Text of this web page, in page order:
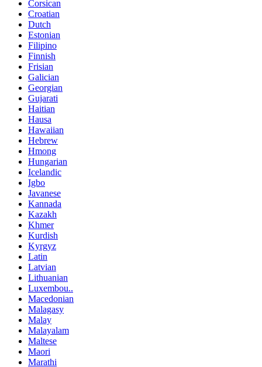
Corsican
Croatian
Dutch
Estonian
Filipino
Finnish
Frisian
Galician
Georgian
Gujarati
Haitian
Hausa
Hawaiian
Hebrew
Hmong
Hungarian
Icelandic
Igbo
Javanese
Kannada
Kazakh
Khmer
Kurdish
Kyrgyz
Latin
Latvian
Lithuanian
Luxembou..
Macedonian
Malagasy
Malay
Malayalam
Maltese
Maori
Marathi